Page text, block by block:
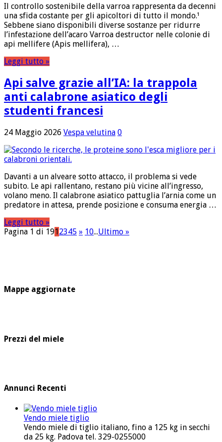
Il controllo sostenibile della varroa rappresenta da decenni
una sfida costante per gli apicoltori di tutto il mondo.¹
Sebbene siano disponibili diverse sostanze per ridurre
l’infestazione dell’acaro Varroa destructor nelle colonie di
api mellifere (Apis mellifera), …
Leggi tutto »
Api salve grazie all’IA: la trappola
anti calabrone asiatico degli
studenti francesi
24 Maggio 2026 Vespa velutina 0
Davanti a un alveare sotto attacco, il problema si vede
subito. Le api rallentano, restano più vicine all’ingresso,
volano meno. Il calabrone asiatico pattuglia l’arnia come un
predatore in attesa, prende posizione e consuma energia …
Leggi tutto »
Pagina 1 di 1912345 » 10...Ultimo »
Mappe aggiornate
Prezzi del miele
Annunci Recenti
Vendo miele tiglio
Vendo miele di tiglio italiano, fino a 125 kg in secchi
da 25 kg. Padova tel. 329-0255000